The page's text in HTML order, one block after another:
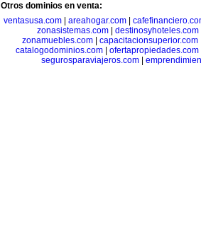
Otros dominios en venta:
ventasusa.com
areahogar.com
zonasistemas.com| destinosyhoteles.com
zonamuebles.com| capacitacionsuperior.com
catalogodominios.com| ofertapropiedades.com
segurosparaviajeros.com